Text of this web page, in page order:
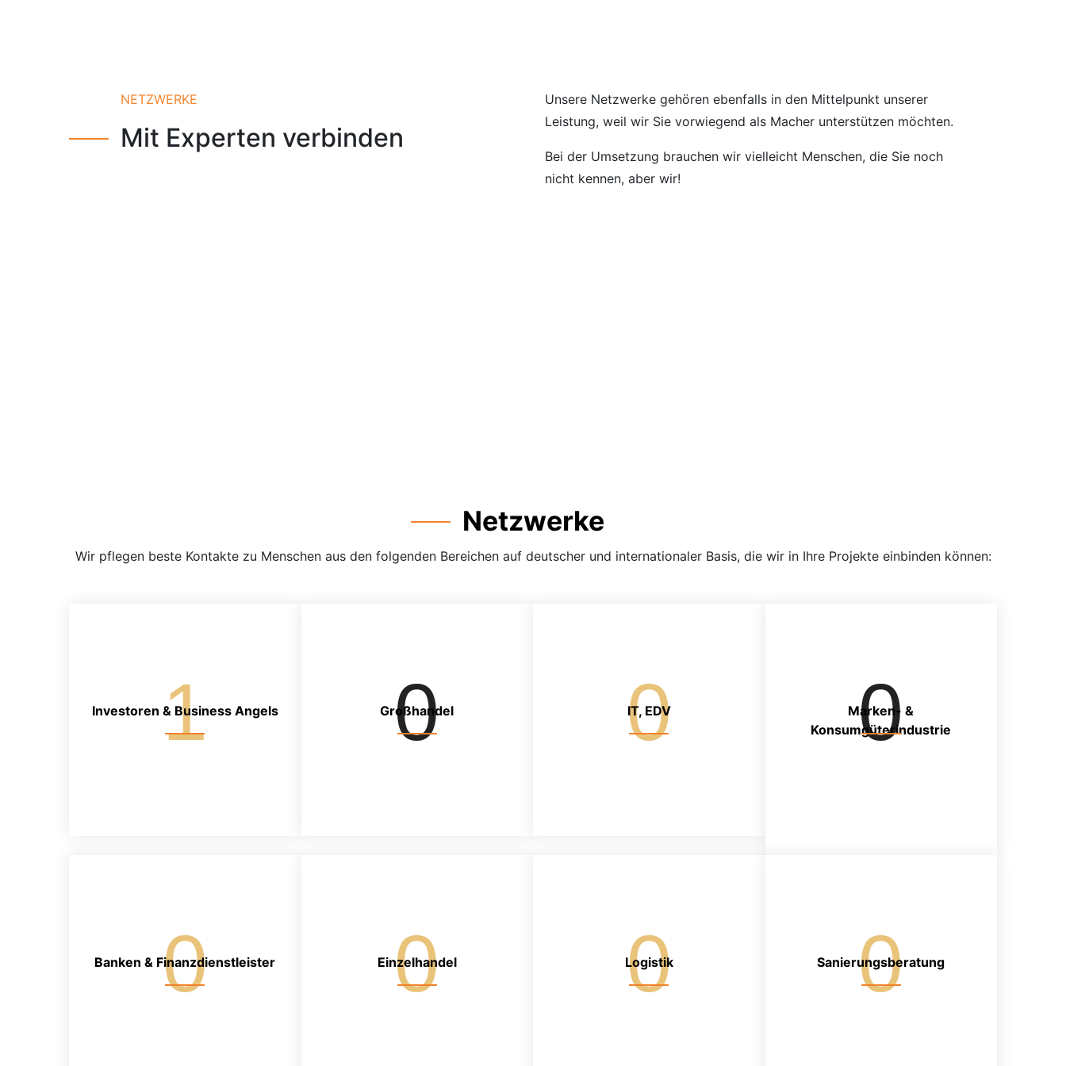
NETZWERKE
Mit Experten verbinden
Unsere Netzwerke gehören ebenfalls in den Mittelpunkt unserer
Leistung, weil wir Sie vorwiegend als Macher unterstützen möchten.
Bei der Umsetzung brauchen wir vielleicht Menschen, die Sie noch
nicht kennen, aber wir!
Netzwerke
Wir pflegen beste Kontakte zu Menschen aus den folgenden Bereichen auf deutscher und internationaler Basis, die wir in Ihre Projekte einbinden können:
1
Investoren & Business Angels 0
Großhandel 0
IT, EDV 0
Marken- &
Konsumgüterindustrie
0
Banken & Finanzdienstleister 0
Einzelhandel 0
Logistik 0
Sanierungsberatung